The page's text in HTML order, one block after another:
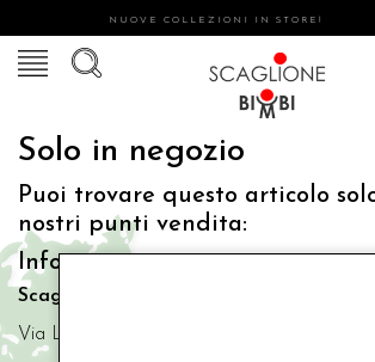
NUOVE COLLEZIONI IN STORE!
Solo in negozio
Puoi trovare questo articolo
nostri punti vendita:
Info contatti
Scaglione Bimbi di Iacono Maria Angela
Via Luigi Mazzella,73 80077 Ischia